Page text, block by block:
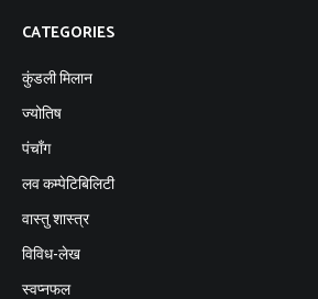
CATEGORIES
कुंडली मिलान
ज्योतिष
पंचाँग
लव कम्पेटिबिलिटी
वास्तु शास्त्र
विविध-लेख
स्वप्नफल